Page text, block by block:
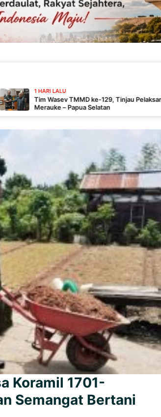
TMMD ke-129, Tinjau Pelaksanaan Program Di
Papua Selatan
Koramil 1701-
Semangat Bertani